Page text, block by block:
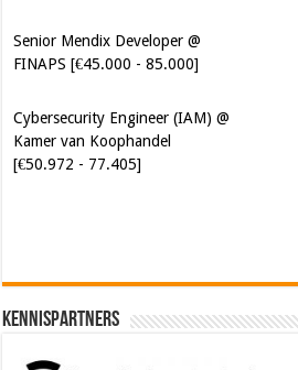
Senior Mendix Developer @
FINAPS [€45.000 - 85.000]
Cybersecurity Engineer (IAM) @
Kamer van Koophandel
[€50.972 - 77.405]
Kennispartners